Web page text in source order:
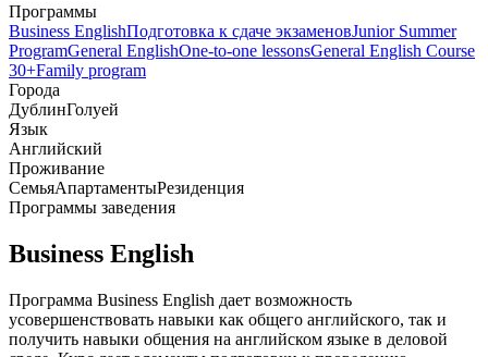
Программы
Business EnglishПодготовка к сдаче экзаменовJunior Summer
ProgramGeneral EnglishOne-to-one lessonsGeneral English Course
30+Family program
Города
ДублинГолуей
Язык
Английский
Проживание
СемьяАпартаментыРезиденция
Программы заведения
Business English
Программа Business English дает возможность
усовершенствовать навыки как общего английского, так и
получить навыки общения на английском языке в деловой